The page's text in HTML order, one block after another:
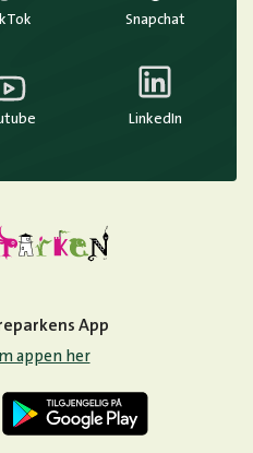
Snapchat
LinkedIn
App
appen her